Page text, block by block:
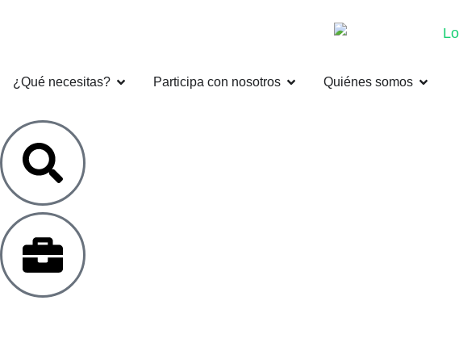
¿Qué necesitas? Participa con nosotros Quiénes somos